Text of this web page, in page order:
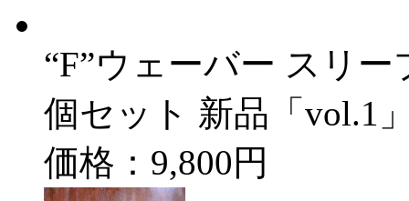
“F”ウェーバー スリ
個セット 新品「vol.1
価格：9,800円